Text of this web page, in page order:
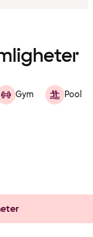
Gym Pool